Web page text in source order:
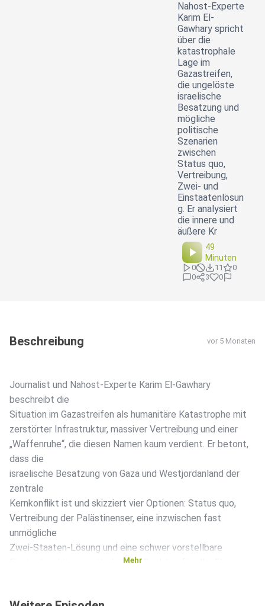
Nahost-Experte
Karim El-
Gawhary spricht
über die
katastrophale
Lage im
Gazastreifen,
die ungelöste
israelische
Besatzung und
mögliche
politische
Szenarien
zwischen
Status quo,
Vertreibung,
Zwei- und
Einstaatenlösun
g. Er analysiert
die innere und
äußere Kr
49
Minuten
0 11
0
0
3 0
Beschreibung vor 5 Monaten
Journalist und Nahost-Experte Karim El-Gawhary
beschreibt die
Situation im Gazastreifen als humanitäre Katastrophe mit
zerstörter Infrastruktur, massiver Vertreibung und einer
„Waffenruhe“, die diesen Namen kaum verdient. Er betont,
dass die
israelische Besatzung von Gaza und Westjordanland der
zentrale
Kernkonflikt ist und skizziert vier Optionen: Status quo,
Vertreibung der Palästinenser, eine inzwischen fast
unmögliche
Zwei-Staaten-Lösung und eine schwer vorstellbare
Einstaaten-Lösung mit gleichen Rechten für alle. El-
Mehr